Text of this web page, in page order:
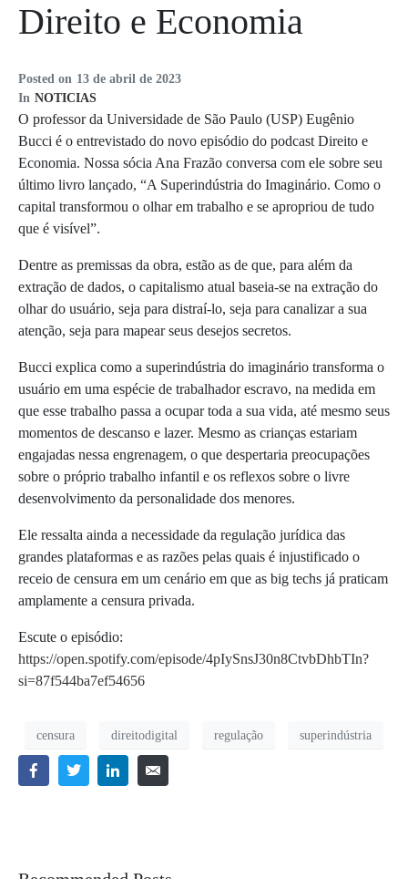
Posted on 13 de abril de 2023
In NOTICIAS
Direito e Economia
O professor da Universidade de São Paulo (USP) Eugênio
Bucci é o entrevistado do novo episódio do podcast Direito e
Economia. Nossa sócia Ana Frazão conversa com ele sobre seu
último livro lançado, “A Superindústria do Imaginário. Como o
capital transformou o olhar em trabalho e se apropriou de tudo
que é visível”.
Dentre as premissas da obra, estão as de que, para além da
extração de dados, o capitalismo atual baseia-se na extração do
olhar do usuário, seja para distraí-lo, seja para canalizar a sua
atenção, seja para mapear seus desejos secretos.
Bucci explica como a superindústria do imaginário transforma o
usuário em uma espécie de trabalhador escravo, na medida em
que esse trabalho passa a ocupar toda a sua vida, até mesmo seus
momentos de descanso e lazer. Mesmo as crianças estariam
engajadas nessa engrenagem, o que despertaria preocupações
sobre o próprio trabalho infantil e os reflexos sobre o livre
desenvolvimento da personalidade dos menores.
Ele ressalta ainda a necessidade da regulação jurídica das
grandes plataformas e as razões pelas quais é injustificado o
receio de censura em um cenário em que as big techs já praticam
amplamente a censura privada.
Escute o episódio:
https://open.spotify.com/episode/4pIySnsJ30n8CtvbDhbTIn?
si=87f544ba7ef54656
censura direitodigital regulação superindústria